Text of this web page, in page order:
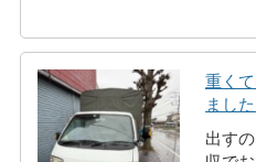
重く
ました
出す